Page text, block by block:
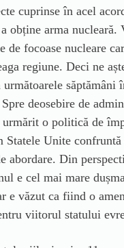
cuprinse în acel
obține arma nucleară.
de focoase nucleare
regiune. Deci ne
săptămâni
deosebire de
urmărit o politică de
Statele Unite
abordare. Din
e cel mai mare
e văzut ca fiind o
viitorul statului